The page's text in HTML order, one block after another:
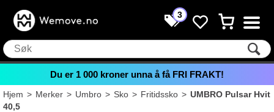
3
Du er 1 000 kroner unna å få FRI FRAKT!
Hjem>Merker>Umbro>Sko>Fritidssko>UMBRO Pulsar Hvit
40,5